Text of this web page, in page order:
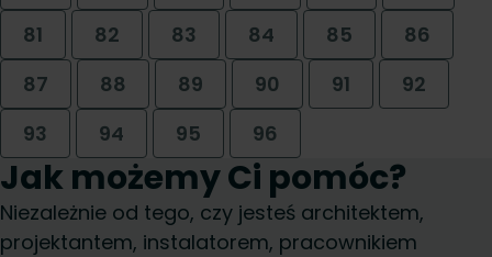
81
82 83 84 85
86
87
88 89 90 91
92
93
94 95 96
Jak możemy Ci pomóc?
Niezależnie od tego, czy jesteś architektem,
projektantem, instalatorem, pracownikiem